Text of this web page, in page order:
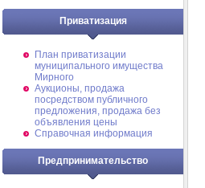
Приватизация
План приватизации
муниципального имущества
Мирного
Аукционы, продажа
посредством публичного
предложения, продажа без
объявления цены
Справочная информация
Предпринимательство